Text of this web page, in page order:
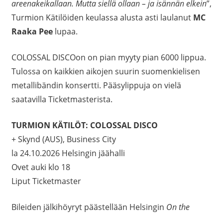
areenakeikallaan. Mutta siellä ollaan – ja isännän elkein”,
Turmion Kätilöiden keulassa alusta asti laulanut MC
Raaka Peelupaa.
COLOSSAL DISCOon on pian myyty pian 6000 lippua.
Tulossa on kaikkien aikojen suurin suomenkielisen
metallibändin konsertti. Pääsylippuja on vielä
saatavilla Ticketmasterista.
TURMION KÄTILÖT: COLOSSAL DISCO
+ Skynd (AUS), Business City
la 24.10.2026 Helsingin jäähalli
Ovet auki klo 18
Liput Ticketmaster
Bileiden jälkihöyryt päästellään Helsingin On the